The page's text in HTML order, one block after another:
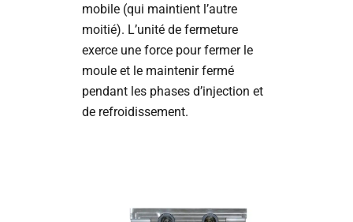
mobile (qui maintient l’autre
moitié). L’unité de fermeture
exerce une force pour fermer le
moule et le maintenir fermé
pendant les phases d’injection et
de refroidissement.